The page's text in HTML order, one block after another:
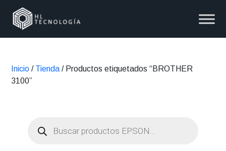
Inicio / Tienda / Productos etiquetados “BROTHER
3100”
productos